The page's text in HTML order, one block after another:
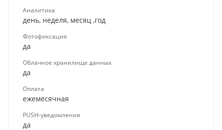
Аналитика
день, неделя, месяц ,год
Фотофиксация
да
Облачное хранилище данных
да
Оплата
ежемесячная
PUSH-уведомления
да